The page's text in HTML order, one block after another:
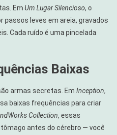
Em Um Lugar Silencioso, o
passos leves em areia, gravados
Cada ruído é uma pincelada
Baixas
armas secretas. Em Inception,
baixas frequências para criar
Collection, essas
antes do cérebro — você